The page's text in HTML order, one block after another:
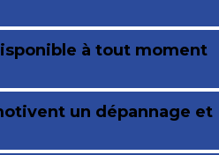
à tout moment
un dépannage et